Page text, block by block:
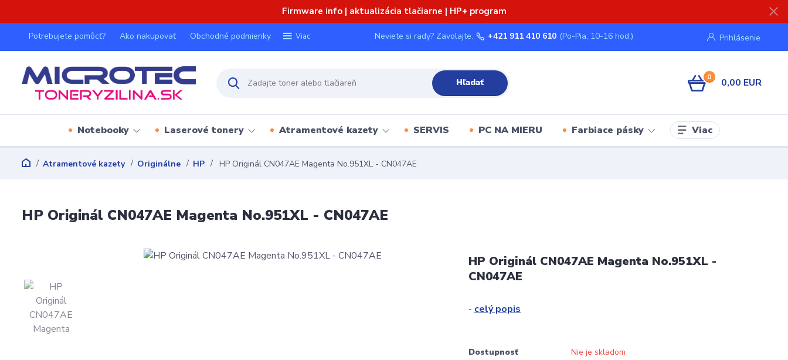
Firmware info | aktualizácia tlačiarne | HP+ program
Potrebujete pomôcť? Ako nakupovať Obchodné podmienky Viac Prihlásenie
Hľadať
Neviete si rady? Zavolajte. +421 911 410 610 (Po-Pia, 10-16 hod.)
0 0,00 EUR
Notebooky Laserové tonery Atramentové kazety SERVIS PC NA MIERU Farbiace pásky Viac
Atramentové kazety Originálne HP HP Originál CN047AE Magenta No.951XL - CN047AE
HP Originál CN047AE Magenta No.951XL - CN047AE
HP Originál CN047AE Magenta No.951XL -
CN047AE
- celý popis
Dostupnosť Nie je skladom